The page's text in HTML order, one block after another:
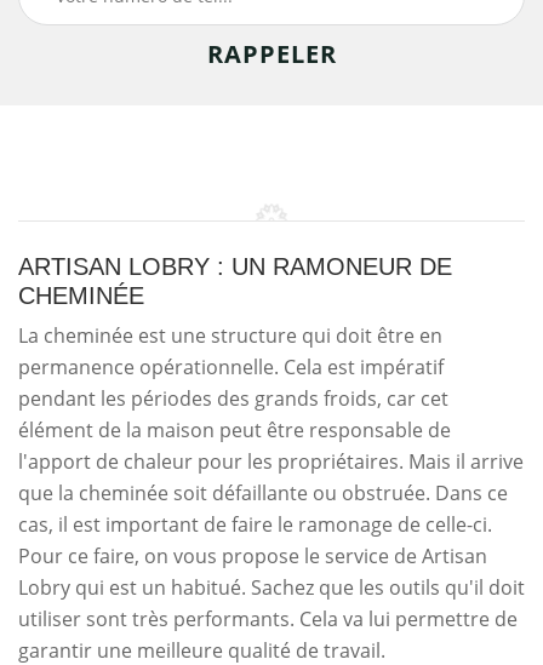
ARTISAN LOBRY : UN RAMONEUR DE
CHEMINÉE
La cheminée est une structure qui doit être en
permanence opérationnelle. Cela est impératif
pendant les périodes des grands froids, car cet
élément de la maison peut être responsable de
l'apport de chaleur pour les propriétaires. Mais il arrive
que la cheminée soit défaillante ou obstruée. Dans ce
cas, il est important de faire le ramonage de celle-ci.
Pour ce faire, on vous propose le service de Artisan
Lobry qui est un habitué. Sachez que les outils qu'il doit
utiliser sont très performants. Cela va lui permettre de
garantir une meilleure qualité de travail.